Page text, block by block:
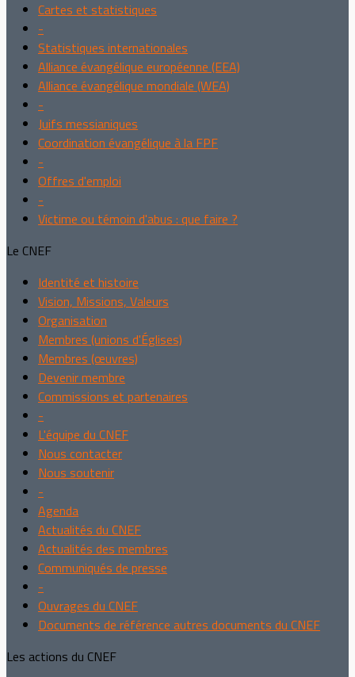
Cartes et statistiques
-
Statistiques internationales
Alliance évangélique européenne (EEA)
Alliance évangélique mondiale (WEA)
-
Juifs messianiques
Coordination évangélique à la FPF
-
Offres d'emploi
-
Victime ou témoin d'abus : que faire ?
Le CNEF
Identité et histoire
Vision, Missions, Valeurs
Organisation
Membres (unions d'Églises)
Membres (œuvres)
Devenir membre
Commissions et partenaires
-
L'équipe du CNEF
Nous contacter
Nous soutenir
-
Agenda
Actualités du CNEF
Actualités des membres
Communiqués de presse
-
Ouvrages du CNEF
Documents de référence autres documents du CNEF
Les actions du CNEF